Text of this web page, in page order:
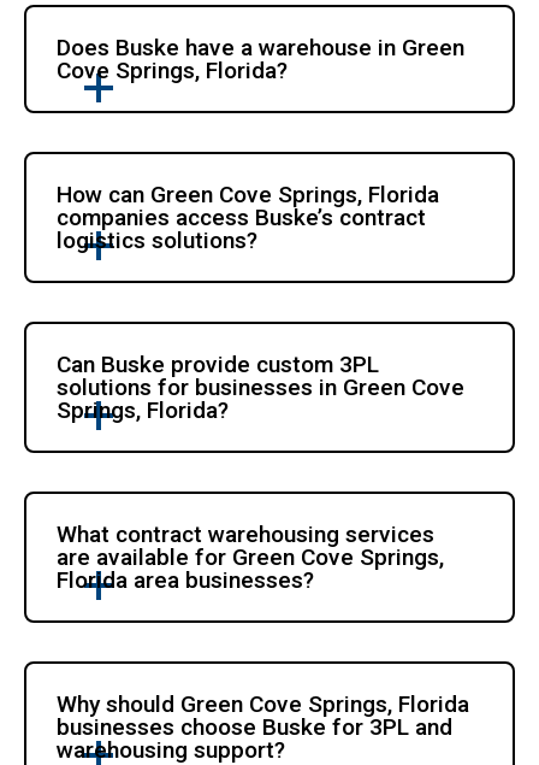
Does Buske have a warehouse in Green
Cove Springs, Florida?
How can Green Cove Springs, Florida
companies access Buske’s contract
logistics solutions?
Can Buske provide custom 3PL
solutions for businesses in Green Cove
Springs, Florida?
What contract warehousing services
are available for Green Cove Springs,
Florida area businesses?
Why should Green Cove Springs, Florida
businesses choose Buske for 3PL and
warehousing support?